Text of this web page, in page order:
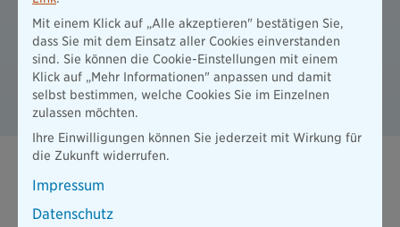
Mit einem Klick auf „Alle akzeptieren" bestätigen Sie,
dass Sie mit dem Einsatz aller Cookies einverstanden
sind. Sie können die Cookie-Einstellungen mit einem
Klick auf „Mehr Informationen" anpassen und damit
selbst bestimmen, welche Cookies Sie im Einzelnen
zulassen möchten.
Ihre Einwilligungen können Sie jederzeit mit Wirkung für
die Zukunft widerrufen.
Impressum
Datenschutz